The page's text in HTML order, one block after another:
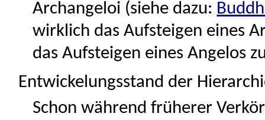
Archangeloi (siehe dazu:
wirklich das Aufsteigen eines
das Aufsteigen eines Angelos
Entwickelungsstand der
Schon während früherer